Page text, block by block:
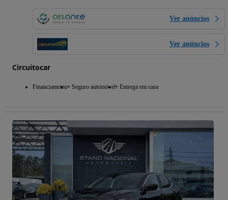
Ver anúncios
Ver anúncios
Circuitocar
Financiamento Seguro automóvel Entrega em casa